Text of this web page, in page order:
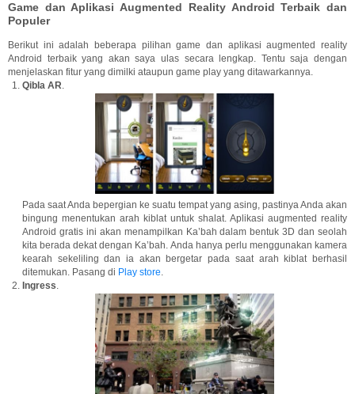
Game dan Aplikasi Augmented Reality Android Terbaik dan
Populer
Berikut ini adalah beberapa pilihan game dan aplikasi augmented reality
Android terbaik yang akan saya ulas secara lengkap. Tentu saja dengan
menjelaskan fitur yang dimilki ataupun game play yang ditawarkannya.
Qibla AR.
Pada saat Anda bepergian ke suatu tempat yang asing, pastinya Anda akan
bingung menentukan arah kiblat untuk shalat. Aplikasi augmented reality
Android gratis ini akan menampilkan Ka’bah dalam bentuk 3D dan seolah
kita berada dekat dengan Ka’bah. Anda hanya perlu menggunakan kamera
kearah sekeliling dan ia akan bergetar pada saat arah kiblat berhasil
ditemukan. Pasang di Play store
Ingress